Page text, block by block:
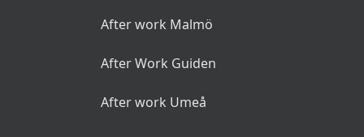
After work Malmö
After Work Guiden
After work Umeå